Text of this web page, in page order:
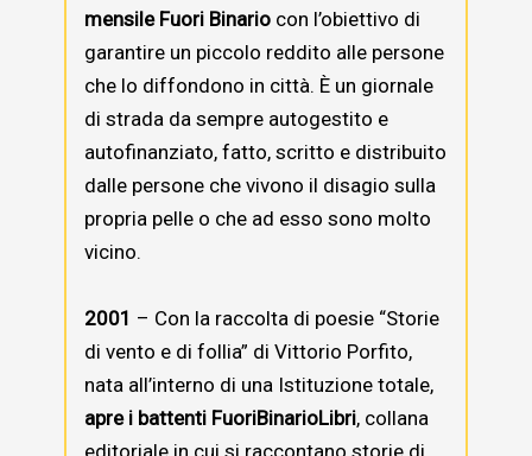
mensile Fuori Binario con l’obiettivo di
garantire un piccolo reddito alle persone
che lo diffondono in città. È un giornale
di strada da sempre autogestito e
autofinanziato, fatto, scritto e distribuito
dalle persone che vivono il disagio sulla
propria pelle o che ad esso sono molto
vicino.
2001 – Con la raccolta di poesie “Storie
di vento e di follia” di Vittorio Porfito,
nata all’interno di una Istituzione totale,
apre i battenti FuoriBinarioLibri, collana